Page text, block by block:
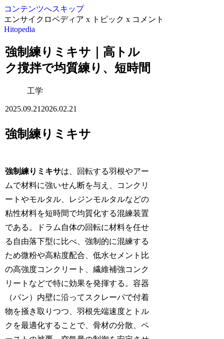
コンテンツへスキップ
エンサイクロペディア x トピック x コメント
Hitopedia
強制練りミキサ｜高トル
ク撹拌で均質練り、短時間
工学
2025.09.21 2026.02.21
強制練りミキサ
強制練りミキサは、回転する羽根やアー
ムで材料に強いせん断を与え、コンクリ
ートやモルタル、レジンモルタルなどの
粘性材料を短時間で均質化する混練装置
である。ドラム自体の回転に材料を任せ
る自由落下型に比べ、強制的に混練する
ため微粉や高粘度配合、低水セメント比
の高強度コンクリート、繊維補強コンク
リートなどで特に効果を発揮する。容器
（パン）内壁に沿ってスクレーパで付着
物を掻き取りつつ、羽根先端速度とトル
クを最適化することで、骨材の分散、ペ